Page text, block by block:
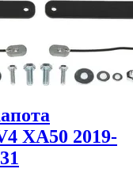
XA50 2019-